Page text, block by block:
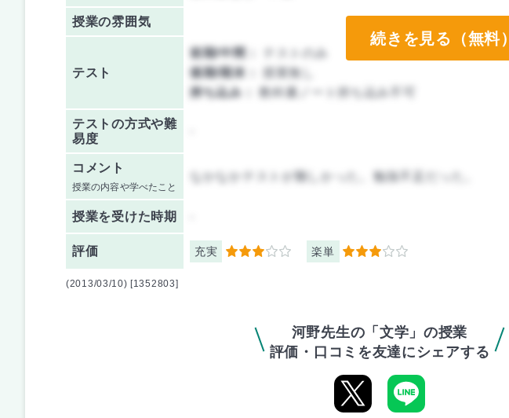
授業の雰囲気
テスト
前期/中間：
テストのみ
後期/期末：
授業無し
持ち込み：
教科書ノート持ち込み不可
テストの方式や難
易度
コメント
授業の内容や学べたこと
なかなかテストが難しかった。勉強不足だった。
授業を受けた時期
評価 充実 3 楽単 3
続きを見る（無料）
(2013/03/10) [1352803]
河野先生の「文学」の授業
評価・口コミを友達にシェアする